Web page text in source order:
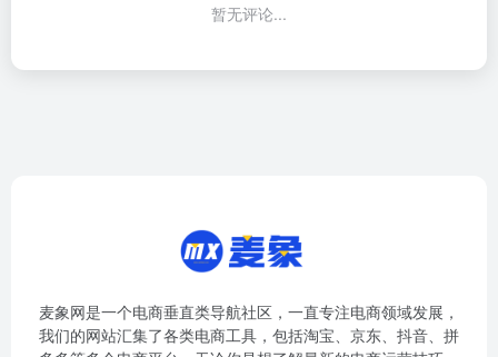
暂无评论...
麦象网是一个电商垂直类导航社区，一直专注电商领域发展，
我们的网站汇集了各类电商工具，包括淘宝、京东、抖音、拼